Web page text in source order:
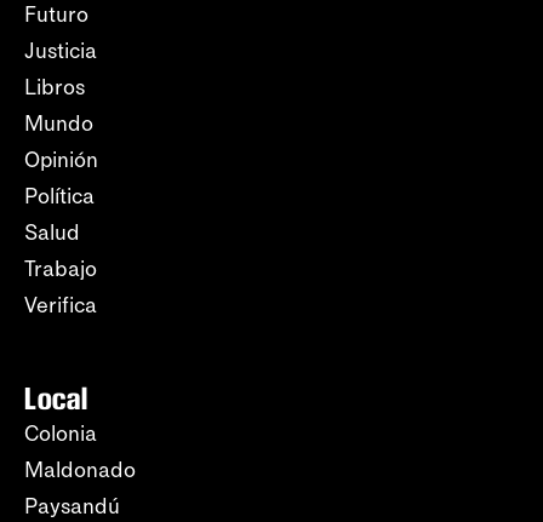
Futuro
Justicia
Libros
Mundo
Opinión
Política
Salud
Trabajo
Verifica
Local
Colonia
Maldonado
Paysandú